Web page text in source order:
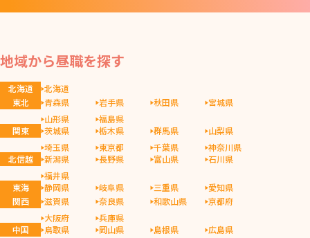
地域から昼職を探す
北海道
北海道
東北
青森県 岩手県 秋田県
宮城県
山形県
福島県
関東
茨城県 栃木県 群馬県
山梨県
埼玉県
東京都 千葉県
神奈川県
北信越
新潟県 長野県 富山県
石川県
福井県
東海
静岡県 岐阜県 三重県
愛知県
関西
滋賀県 奈良県 和歌山県
京都府
大阪府
兵庫県
中国
鳥取県 岡山県 島根県
広島県